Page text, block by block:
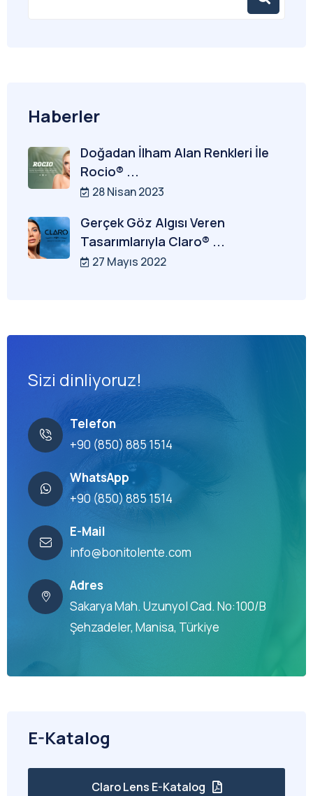
Haberler
Doğadan İlham Alan Renkleri İle
Rocio® ...
28 Nisan 2023
Gerçek Göz Algısı Veren
Tasarımlarıyla Claro® ...
27 Mayıs 2022
Sizi dinliyoruz!
Telefon
+90 (850) 885 1514
WhatsApp
+90 (850) 885 1514
E-Mail
info@bonitolente.com
Adres
Sakarya Mah. Uzunyol Cad. No:100/B
Şehzadeler, Manisa, Türkiye
E-Katalog
Claro Lens E-Katalog